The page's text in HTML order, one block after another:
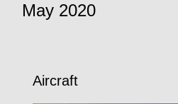
May 2020
Aircraft